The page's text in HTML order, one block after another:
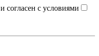
и согласен с условиями